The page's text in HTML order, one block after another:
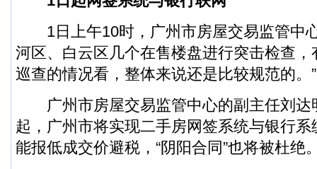
1日上午10时，广州市房屋交易监管中
河区、白云区几个在售楼盘进行突击检查，
巡查的情况看，整体来说还是比较规范的。”
广州市房屋交易监管中心的副主任刘达
起，广州市将实现二手房网签系统与银行
能报低成交价避税，“阴阳合同”也将被杜绝